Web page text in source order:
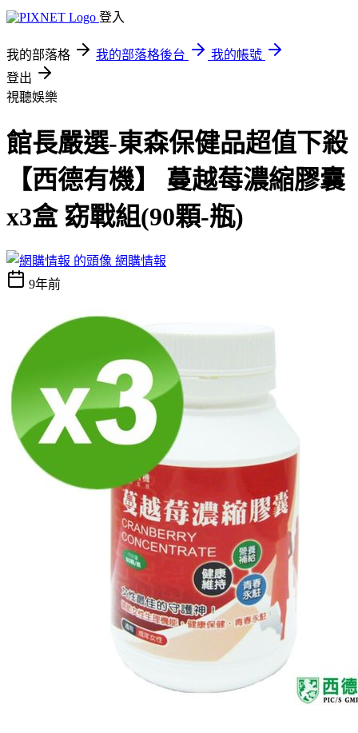
登入
我的部落格 我的部落格後台
我的帳號
登出
視聽娛樂
館長嚴選-東森保健品超值下殺
【西德有機】 蔓越莓濃縮膠囊
x3盒 窈戰組(90顆-瓶)
網購情報
9年前